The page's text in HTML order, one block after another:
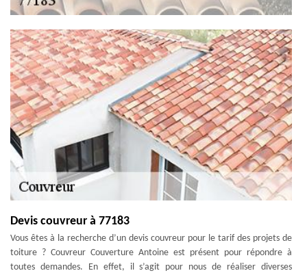
Devis couvreur à 77183
Vous êtes à la recherche d’un devis couvreur pour le tarif des projets de
toiture ? Couvreur Couverture Antoine est présent pour répondre à
toutes demandes. En effet, il s’agit pour nous de réaliser diverses